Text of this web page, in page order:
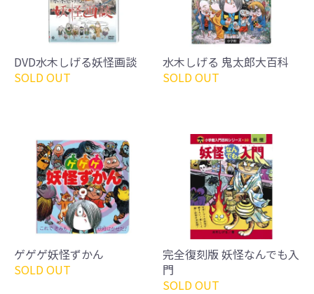
DVD水木しげる妖怪画談
SOLD OUT
水木しげる 鬼太郎大百科
SOLD OUT
ゲゲゲ妖怪ずかん
SOLD OUT
完全復刻版 妖怪なんでも入
門
SOLD OUT